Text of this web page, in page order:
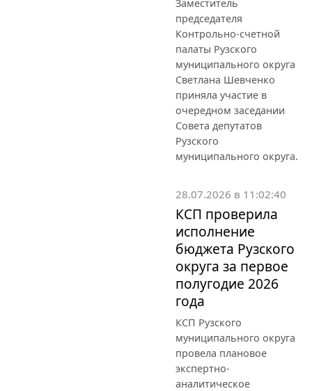
Заместитель
председателя
Контрольно-счетной
палаты Рузского
муниципального округа
Светлана Шевченко
приняла участие в
очередном заседании
Совета депутатов
Рузского
муниципального округа.
28.07.2026 в 11:02:40
КСП проверила
исполнение
бюджета Рузского
округа за первое
полугодие 2026
года
КСП Рузского
муниципального округа
провела плановое
экспертно-
аналитическое